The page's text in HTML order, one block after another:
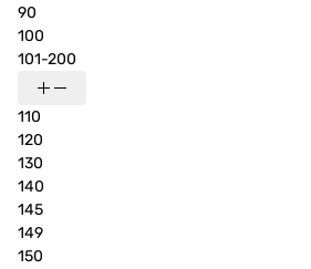
90
100
101-200
110
120
130
140
145
149
150